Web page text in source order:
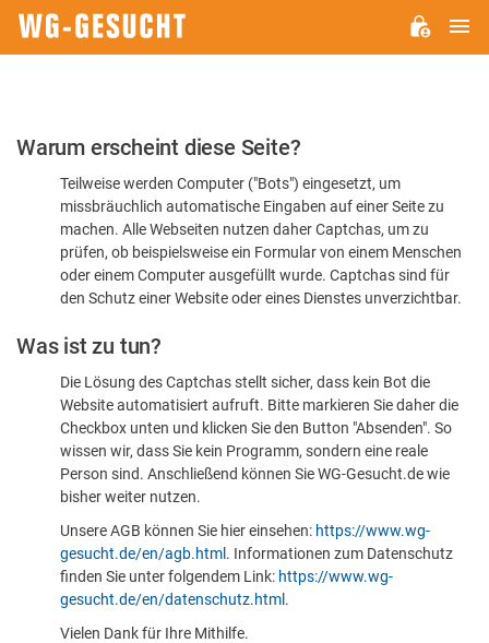
Bitte
dass
sind
Warum erscheint diese Seite?
Teilweise werden Computer ("Bots") eingesetzt, um
missbräuchlich automatische Eingaben auf einer Seite zu
machen. Alle Webseiten nutzen daher Captchas, um zu
prüfen, ob beispielsweise ein Formular von einem Menschen
oder einem Computer ausgefüllt wurde. Captchas sind für
den Schutz einer Website oder eines Dienstes unverzichtbar.
Was ist zu tun?
Die Lösung des Captchas stellt sicher, dass kein Bot die
Website automatisiert aufruft. Bitte markieren Sie daher die
Checkbox unten und klicken Sie den Button "Absenden". So
wissen wir, dass Sie kein Programm, sondern eine reale
Person sind. Anschließend können Sie WG-Gesucht.de wie
bisher weiter nutzen.
Unsere AGB können Sie hier einsehen: https://www.wg-
gesucht.de/en/agb.html . Informationen zum Datenschutz
finden Sie unter folgendem Link: https://www.wg-
gesucht.de/en/datenschutz.html .
Vielen Dank für Ihre Mithilfe.